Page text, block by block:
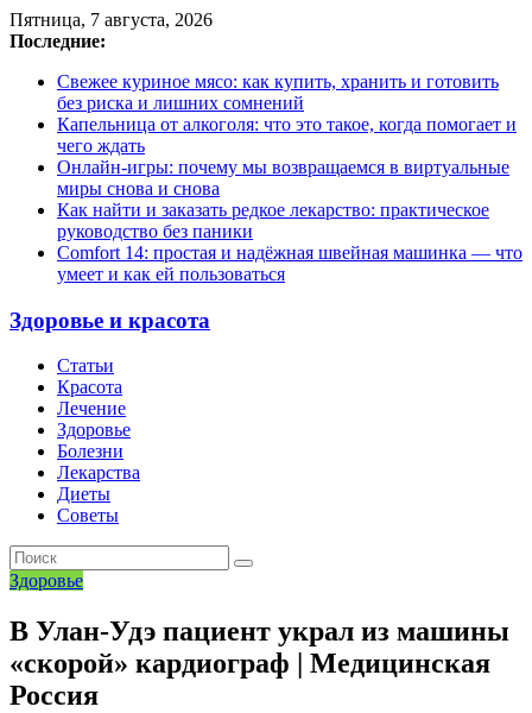
Пятница, 7 августа, 2026
Последние:
Свежее куриное мясо: как купить, хранить и готовить
без риска и лишних сомнений
Капельница от алкоголя: что это такое, когда помогает и
чего ждать
Онлайн-игры: почему мы возвращаемся в виртуальные
миры снова и снова
Как найти и заказать редкое лекарство: практическое
руководство без паники
Comfort 14: простая и надёжная швейная машинка — что
умеет и как ей пользоваться
Здоровье и красота
Статьи
Красота
Лечение
Здоровье
Болезни
Лекарства
Диеты
Советы
Здоровье
В Улан-Удэ пациент украл из машины
«скорой» кардиограф | Медицинская
Россия